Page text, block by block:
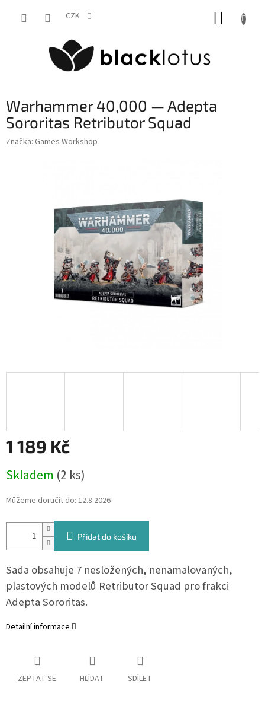
CZK
Warhammer 40,000 — Adepta
Sororitas Retributor Squad
Značka: Games Workshop
1 189 Kč
cena:
Skladem (2 ks)
Můžeme doručit do: 12.8.2026
Přidat do košíku
Sada obsahuje 7 nesložených, nenamalovaných,
plastových modelů Retributor Squad pro frakci
Adepta Sororitas.
Detailní informace
ZEPTAT SE HLÍDAT SDÍLET